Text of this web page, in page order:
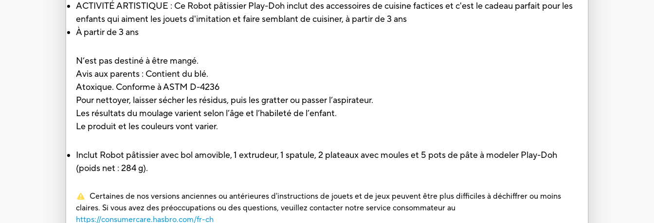
ACTIVITÉ ARTISTIQUE : Ce Robot pâtissier Play-Doh inclut des accessoires de cuisine factices et c'est le cadeau parfait pour les
enfants qui aiment les jouets d'imitation et faire semblant de cuisiner, à partir de 3 ans
À partir de 3 ans
N’est pas destiné à être mangé.
Avis aux parents : Contient du blé.
Atoxique. Conforme à ASTM D-4236
Pour nettoyer, laisser sécher les résidus, puis les gratter ou passer l’aspirateur.
Les résultats du moulage varient selon l’âge et l’habileté de l’enfant.
Le produit et les couleurs vont varier.
Inclut Robot pâtissier avec bol amovible, 1 extrudeur, 1 spatule, 2 plateaux avec moules et 5 pots de pâte à modeler Play-Doh
(poids net : 284 g).
Certaines de nos versions anciennes ou antérieures d'instructions de jouets et de jeux peuvent être plus difficiles à déchiffrer ou moins
claires. Si vous avez des préoccupations ou des questions, veuillez contacter notre service consommateur au
https://consumercare.hasbro.com/fr-ch